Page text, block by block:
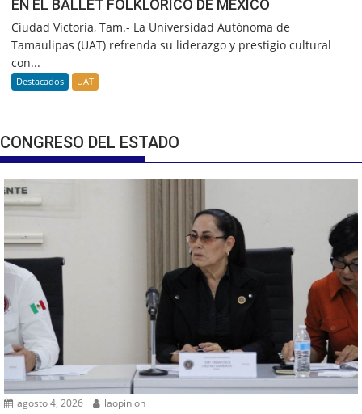
EN EL BALLET FOLKLÓRICO DE MÉXICO
Ciudad Victoria, Tam.- La Universidad Autónoma de
Tamaulipas (UAT) refrenda su liderazgo y prestigio cultural
con...
Destacados UAT
CONGRESO DEL ESTADO
agosto 4, 2026 laopinion